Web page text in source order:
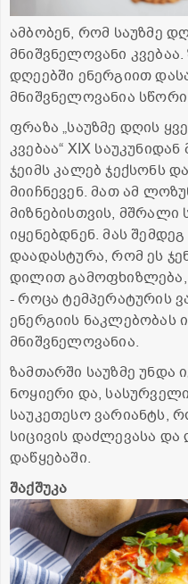
ამბობენ, რომ საუზმე
მნიშვნელოვანი
დღეებში ენერგიით
მნიშვნელოვანია
ფრაზა „საუზმე დღის
კვებაა“ XIX
ჯეიმს კალებ ჯექსონს
მიიჩნევენ. მათ ამ
მიზნებისთვის, მშრალი
იყენებდნენ. მას
დაადასტურა, რომ ეს
დილით გამოფხიზლება,
- როცა ტემპერატურის
ენერგიის ნაკლებობას
მნიშვნელოვანია.
ზამთარში საუზმე უნდა
ნოყიერი და,
საუკეთესო ვარიანტს,
სიცივის დაძლევასა
დაწყებაში.
შაქშუკა